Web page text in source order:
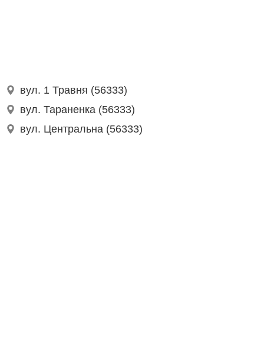
вул. 1 Травня (56333)
вул. Тараненка (56333)
вул. Центральна (56333)